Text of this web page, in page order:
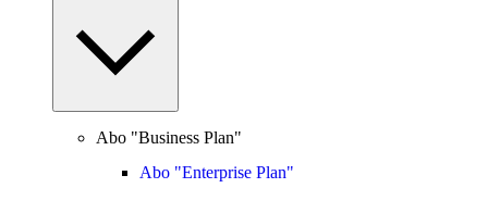
Abo "Business Plan"
Abo "Enterprise Plan"